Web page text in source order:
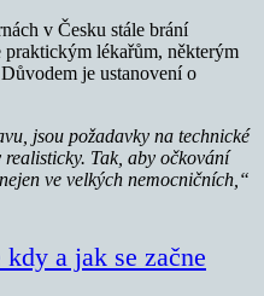
v Česku stále brání
lékařům, některým
je ustanovení o
jsou požadavky na technické
Tak, aby očkování
ve velkých nemocničních,“
a jak se začne